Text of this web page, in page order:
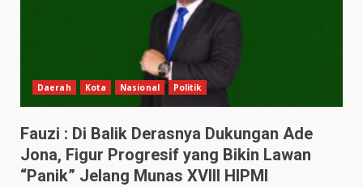
Daerah Kota Nasional Politik
Fauzi : Di Balik Derasnya Dukungan Ade
Jona, Figur Progresif yang Bikin Lawan
“Panik” Jelang Munas XVIII HIPMI